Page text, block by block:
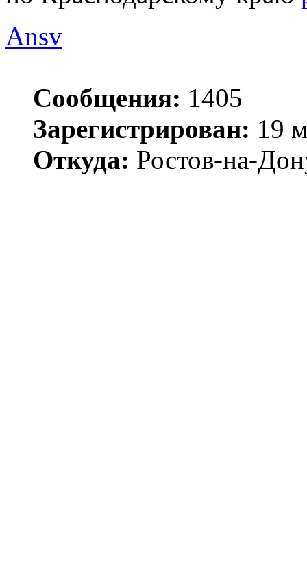
Ansv
Сообщения: 1405
Зарегистрирован: 19
Откуда: Ростов-на-